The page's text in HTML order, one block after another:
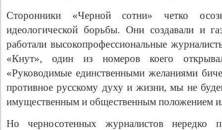
Сторонники «Черной сотни» четко
идеологической борьбы. Они создавали и
работали высокопрофессиональные
«Кнут», один из номеров коего
«Руководимые единственными желаниями
противное русскому духу и жизни, мы не
имущественным и общественным положением
Но черносотенных журналистов нередко